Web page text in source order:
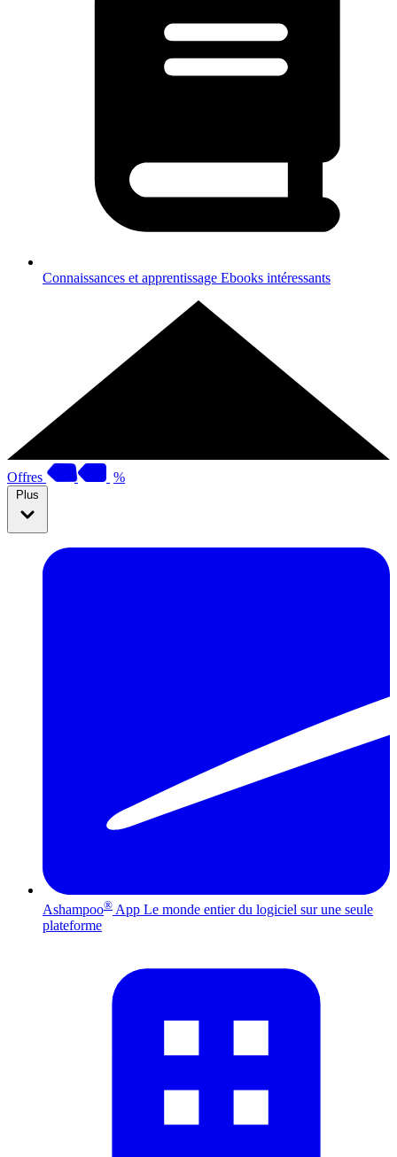
Connaissances et apprentissage Ebooks intéressants
Offres %
Plus
Ashampoo® App Le monde entier du logiciel sur une seule
plateforme